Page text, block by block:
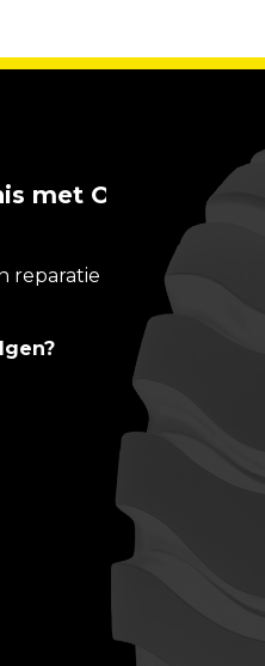
met OTREM
reparatie